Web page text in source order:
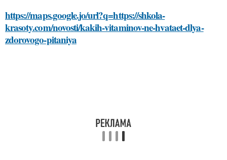
https://maps.google.jo/url?q=https://shkola-
krasoty.com/novosti/kakih-vitaminov-ne-hvataet-dlya-
zdorovogo-pitaniya